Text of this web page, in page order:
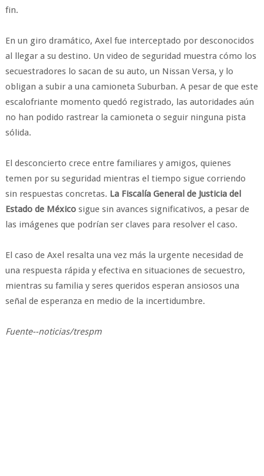
fin.
En un giro dramático, Axel fue interceptado por desconocidos
al llegar a su destino. Un video de seguridad muestra cómo los
secuestradores lo sacan de su auto, un Nissan Versa, y lo
obligan a subir a una camioneta Suburban. A pesar de que este
escalofriante momento quedó registrado, las autoridades aún
no han podido rastrear la camioneta o seguir ninguna pista
sólida.
El desconcierto crece entre familiares y amigos, quienes
temen por su seguridad mientras el tiempo sigue corriendo
sin respuestas concretas. La Fiscalía General de Justicia del
Estado de Méxicosigue sin avances significativos, a pesar de
las imágenes que podrían ser claves para resolver el caso.
El caso de Axel resalta una vez más la urgente necesidad de
una respuesta rápida y efectiva en situaciones de secuestro,
mientras su familia y seres queridos esperan ansiosos una
señal de esperanza en medio de la incertidumbre.
Fuente--noticias/trespm